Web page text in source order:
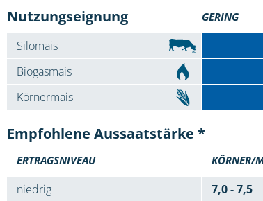
Nutzungseignung GERING
Silomais
Biogasmais
Körnermais
Empfohlene Aussaatstärke *
ERTRAGSNIVEAU KÖRNER/
niedrig
7,0 - 7,5